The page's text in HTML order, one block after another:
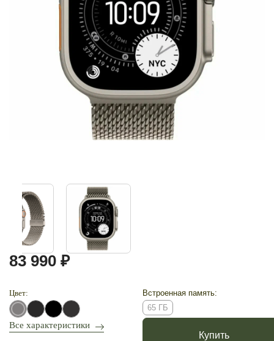
83 990 ₽
Цвет:
Встроенная память:
65 ГБ
Все характеристики
Купить